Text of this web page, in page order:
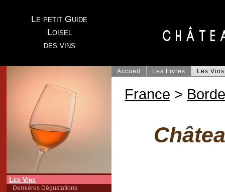
Le petit Guide
Loisel
des vins
Les Vins
Dernières Dégustations
Accueil Les Livres Les Vins
France >